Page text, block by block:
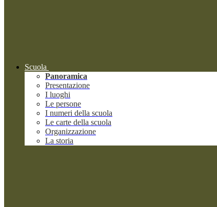
Scuola
Panoramica
Presentazione
I luoghi
Le persone
I numeri della scuola
Le carte della scuola
Organizzazione
La storia